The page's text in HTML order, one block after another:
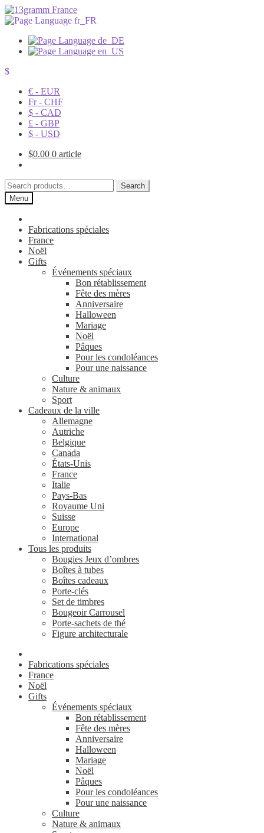
$
€ - EUR
Fr - CHF
$ - CAD
£ - GBP
$ - USD
$0.00 0 article
Search
for:
Search
Menu
Fabrications spéciales
France
Noël
Gifts
Événements spéciaux
Bon rétablissement
Fête des mères
Anniversaire
Halloween
Mariage
Noël
Pâques
Pour les condoléances
Pour une naissance
Culture
Nature & animaux
Sport
Cadeaux de la ville
Allemagne
Autriche
Belgique
Canada
États-Unis
France
Italie
Pays-Bas
Royaume Uni
Suisse
Europe
International
Tous les produits
Bougies Jeux d’ombres
Boîtes à tubes
Boîtes cadeaux
Porte-clés
Set de timbres
Bougeoir Carrousel
Porte-sachets de thé
Figure architecturale
Fabrications spéciales
France
Noël
Gifts
Événements spéciaux
Bon rétablissement
Fête des mères
Anniversaire
Halloween
Mariage
Noël
Pâques
Pour les condoléances
Pour une naissance
Culture
Nature & animaux